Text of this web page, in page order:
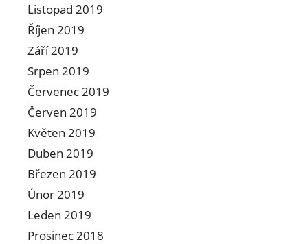
Listopad 2019
Říjen 2019
Září 2019
Srpen 2019
Červenec 2019
Červen 2019
Květen 2019
Duben 2019
Březen 2019
Únor 2019
Leden 2019
Prosinec 2018